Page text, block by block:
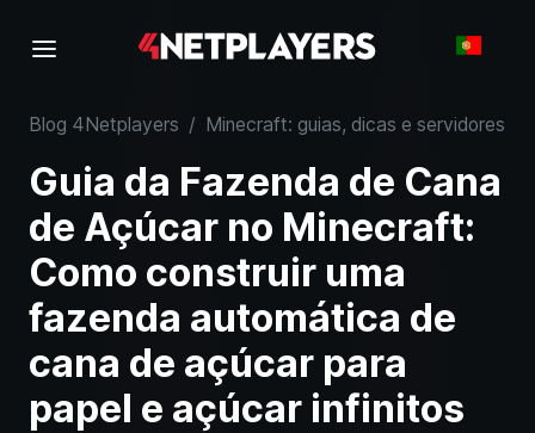
Blog 4Netplayers / Minecraft: guias, dicas e servidores
Guia da Fazenda de Cana
de Açúcar no Minecraft:
Como construir uma
fazenda automática de
cana de açúcar para
papel e açúcar infinitos